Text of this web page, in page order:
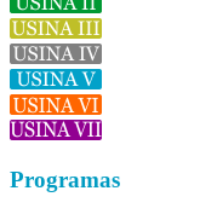
Programas